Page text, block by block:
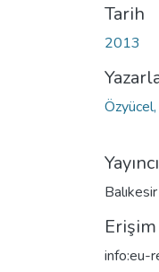
Tarih
2013
Yayıncı
Erişim
info:eu-